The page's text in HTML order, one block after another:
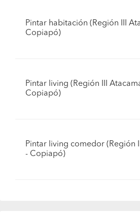
Pintar habitación (Región III
Copiapó)
Pintar living (Región III
Copiapó)
Pintar living comedor (Región
- Copiapó)